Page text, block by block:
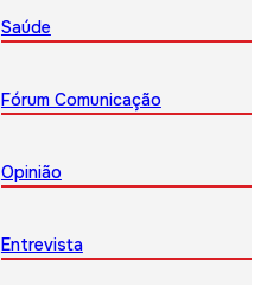
Saúde
Fórum Comunicação
Opinião
Entrevista